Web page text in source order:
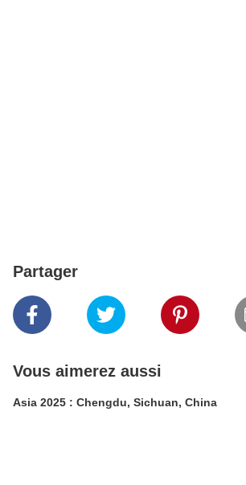
Partager
Vous aimerez aussi
Asia 2025 : Chengdu, Sichuan, China